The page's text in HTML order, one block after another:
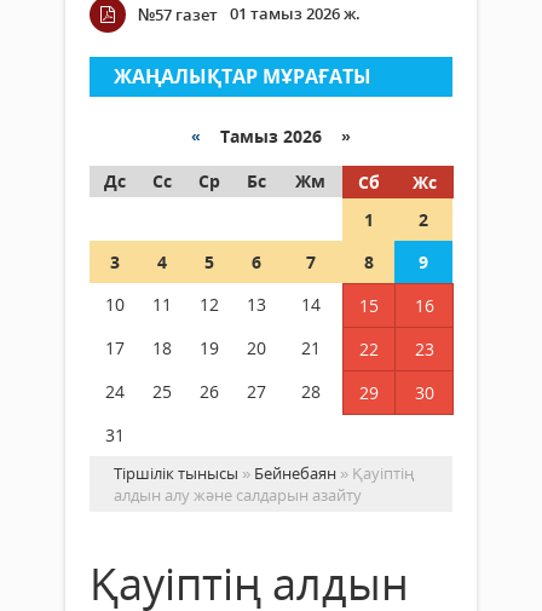
№57 газет 01 тамыз 2026 ж.
ЖАҢАЛЫҚТАР МҰРАҒАТЫ
« Тамыз 2026 »
Дс
Сс Ср Бс Жм Сб
Жс
1
2
3
4 5 6 7 8
9
10
11 12 13 14 15
16
17
18 19 20 21 22
23
24
25 26 27 28 29
30
31
Тіршілік тынысы » Бейнебаян » Қауіптің
алдын алу және салдарын азайту
Қауіптің алдын